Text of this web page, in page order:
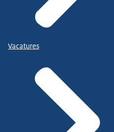
Vacatures